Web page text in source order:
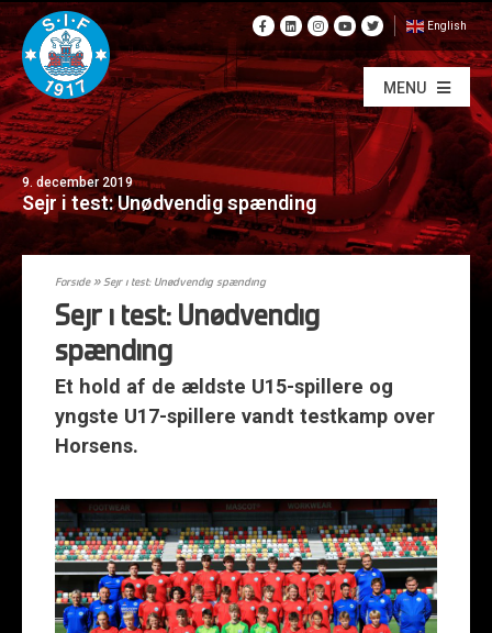
English
MENU
9. december 2019
Sejr i test: Unødvendig spænding
Forside»Sejr i test: Unødvendig spænding
Sejr i test: Unødvendig
spænding
Et hold af de ældste U15-spillere og
yngste U17-spillere vandt testkamp over
Horsens.